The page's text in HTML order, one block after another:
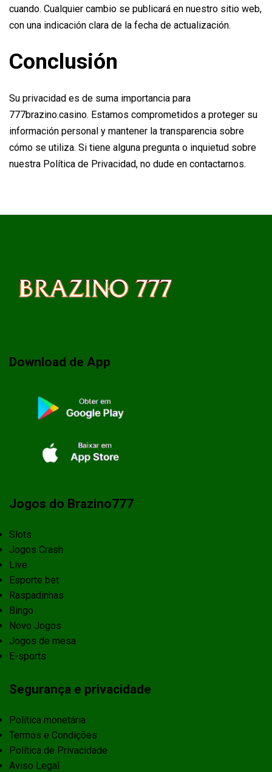
cuando. Cualquier cambio se publicará en nuestro sitio web,
con una indicación clara de la fecha de actualización.
Conclusión
Su privacidad es de suma importancia para
777brazino.casino. Estamos comprometidos a proteger su
información personal y mantener la transparencia sobre
cómo se utiliza. Si tiene alguna pregunta o inquietud sobre
nuestra Política de Privacidad, no dude en contactarnos.
Download de App
Jogos do Brazino777
Slots
Jogos Crash
Live
Esporte bet
Raspadinhas
Bingo
Novo Jogos
Jogos de mesa
E-sports
Segurança e privacidade
Política monetária
Termos e Condições
Política de Privacidade
Aviso Legal